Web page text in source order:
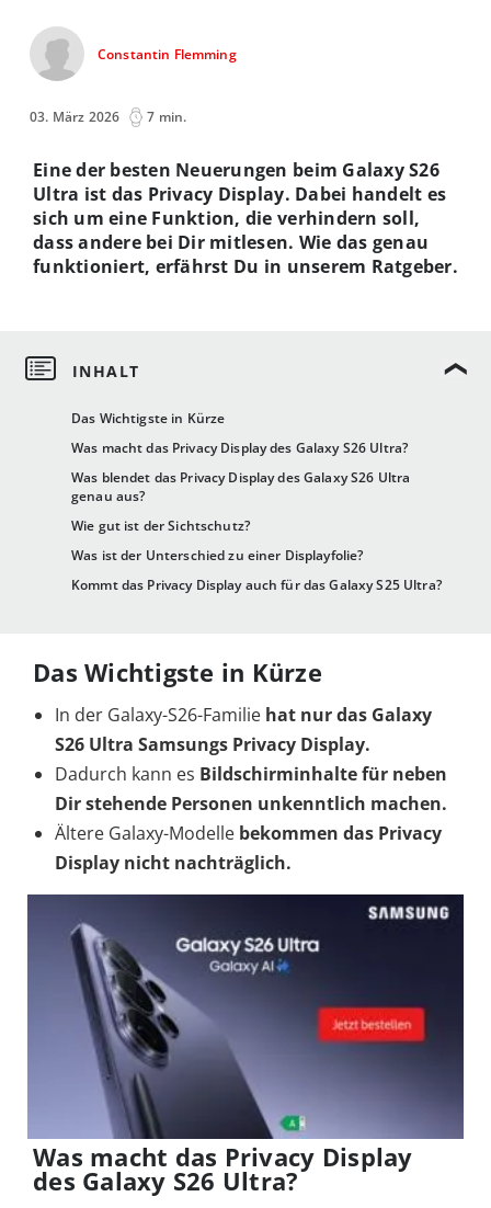
Constantin Flemming
03. März 2026 7 min.
Das Wichtigste in Kürze
Was macht das Privacy Display des Galaxy S26 Ultra?
Was blendet das Privacy Display des Galaxy S26 Ultra
genau aus?
Wie gut ist der Sichtschutz?
Was ist der Unterschied zu einer Displayfolie?
Kommt das Privacy Display auch für das Galaxy S25 Ultra?
Eine der besten Neuerungen beim Galaxy S26
Ultra ist das Privacy Display. Dabei handelt es
sich um eine Funktion, die verhindern soll,
dass andere bei Dir mitlesen. Wie das genau
funktioniert, erfährst Du in unserem Ratgeber.
Das Wichtigste in Kürze
In der Galaxy-S26-Familie hat nur das Galaxy
S26 Ultra Samsungs Privacy Display.
Dadurch kann es Bildschirminhalte für neben
Dir stehende Personen unkenntlich machen.
Ältere Galaxy-Modelle bekommen das Privacy
Display nicht nachträglich.
Was macht das Privacy Display
des Galaxy S26 Ultra?